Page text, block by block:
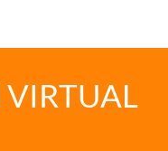
VIRTUAL